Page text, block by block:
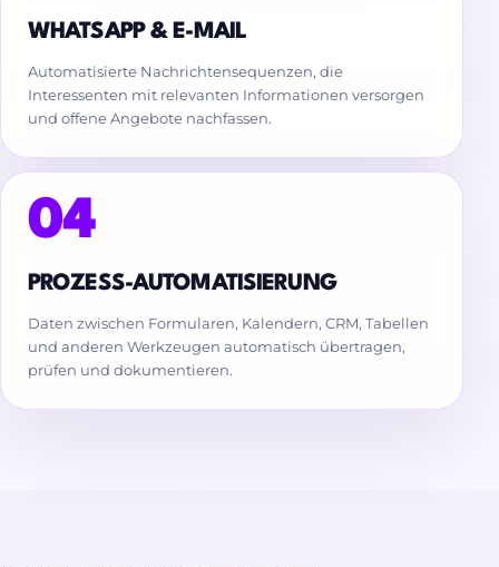
WHATSAPP & E-MAIL
Automatisierte Nachrichtensequenzen, die
Interessenten mit relevanten Informationen versorgen
und offene Angebote nachfassen.
04
PROZESS-AUTOMATISIERUNG
Daten zwischen Formularen, Kalendern, CRM, Tabellen
und anderen Werkzeugen automatisch übertragen,
prüfen und dokumentieren.